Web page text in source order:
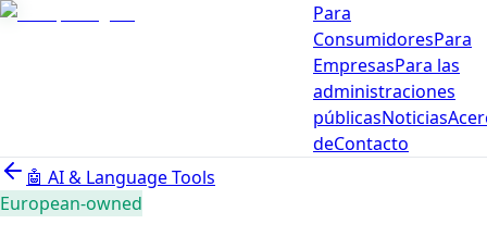
Para
ConsumidoresPara
EmpresasPara las
administraciones
públicasNoticias
deContacto
🤖 AI & Language Tools
European-owned